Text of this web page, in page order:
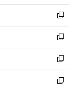
ウ
で
開
く
ン
ド
ウ
で
開
く
新
し
い
ウ
ィ
ン
ド
新
し
い
ウ
ィ
新
し
い
新